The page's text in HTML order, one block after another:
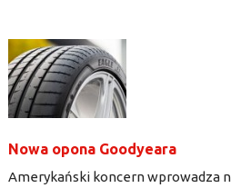
Nowa opona Goodyeara
Amerykański koncern wprowadza